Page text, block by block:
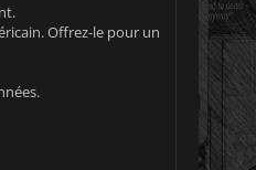
Offrez-le pour un